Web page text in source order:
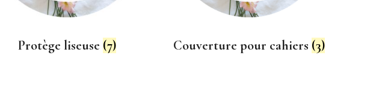
Protège liseuse (7) Couverture pour cahiers (3)